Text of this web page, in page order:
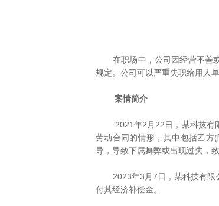
在职场中，公司因经营不善或
规定。公司可以严重失职给用人
案情简介
2021年2月22日，某科技有限
劳动合同的情形，其中包括乙方
导，导致下属舞弊或出现过失，
2023年3月7日，某科技有限公
付其经济补偿金。